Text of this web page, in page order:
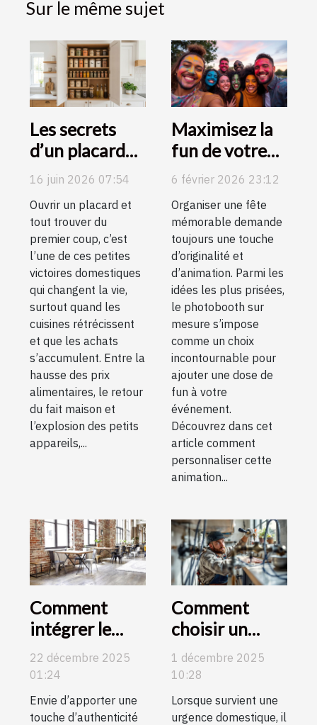
Sur le même sujet
Les secrets
d’un placard
de cuisine bien
ordonné
révélés
16 juin 2026 07:54
Ouvrir un placard et
tout trouver du
premier coup, c’est
l’une de ces petites
victoires domestiques
qui changent la vie,
surtout quand les
cuisines rétrécissent
et que les achats
s’accumulent. Entre la
hausse des prix
alimentaires, le retour
du fait maison et
l’explosion des petits
appareils,...
Maximisez la
fun de votre
fête avec des
photobooth
sur mesure
6 février 2026 23:12
Organiser une fête
mémorable demande
toujours une touche
d’originalité et
d’animation. Parmi les
idées les plus prisées,
le photobooth sur
mesure s’impose
comme un choix
incontournable pour
ajouter une dose de
fun à votre
événement.
Découvrez dans cet
article comment
personnaliser cette
animation...
Comment
intégrer le
mobilier
industriel dans
un intérieur
moderne ?
22 décembre 2025
01:24
Envie d’apporter une
touche d’authenticité
Comment
choisir un
artisan qualifié
pour vos
urgences
domestiques ?
1 décembre 2025
10:28
Lorsque survient une
urgence domestique, il